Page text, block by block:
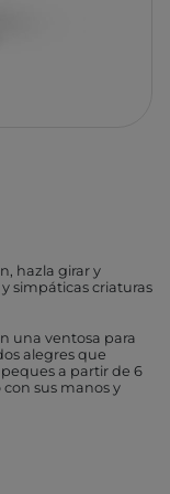
hazla girar y
simpáticas criaturas
una ventosa para
alegres que
a partir de 6
sus manos y